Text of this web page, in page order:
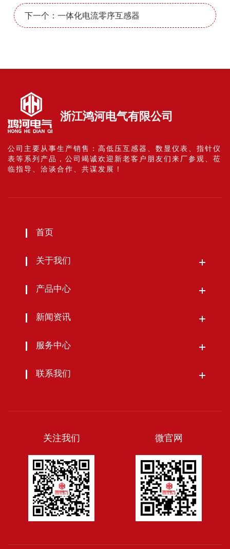
下一个：一体化电流零序互感器
浙江鸿河电气有限公司
公司主要从事生产销售：高低压互感器、数显仪表、指针仪
表等系列产品，公司竭诚欢迎新老客户朋友们来厂参观、莅
临指导、洽谈合作、共谋发展！
首页
关于我们
产品中心
新闻资讯
服务中心
联系我们
微官网
关注我们